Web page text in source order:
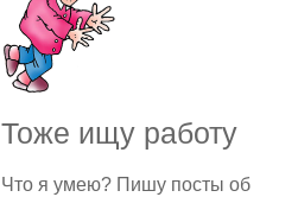
Тоже ищу работу
Что я умею? Пишу посты об